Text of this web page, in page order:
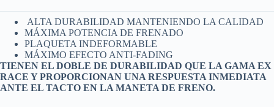
ALTA DURABILIDAD MANTENIENDO LA CALIDAD
MÁXIMA POTENCIA DE FRENADO
PLAQUETA INDEFORMABLE
MÁXIMO EFECTO ANTI-FADING
TIENEN EL DOBLE DE DURABILIDAD QUE LA GAMA EX
RACE Y PROPORCIONAN UNA RESPUESTA INMEDIATA
ANTE EL TACTO EN LA MANETA DE FRENO.